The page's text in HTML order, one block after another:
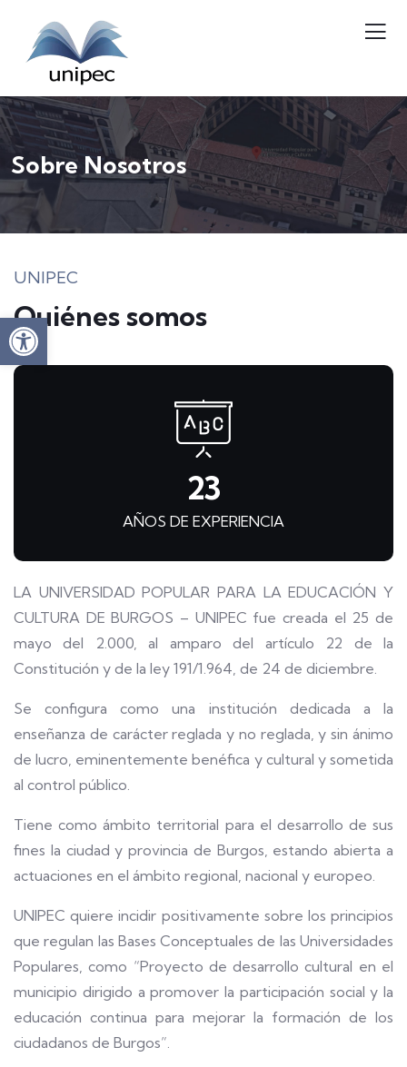
Abrir barra de herramientas
Sobre Nosotros
UNIPEC
Quiénes somos
23
AÑOS DE EXPERIENCIA
LA UNIVERSIDAD POPULAR PARA LA EDUCACIÓN Y
CULTURA DE BURGOS – UNIPEC fue creada el 25 de
mayo del 2.000, al amparo del artículo 22 de la
Constitución y de la ley 191/1.964, de 24 de diciembre.
Se configura como una institución dedicada a la
enseñanza de carácter reglada y no reglada, y sin ánimo
de lucro, eminentemente benéfica y cultural y sometida
al control público.
Tiene como ámbito territorial para el desarrollo de sus
fines la ciudad y provincia de Burgos, estando abierta a
actuaciones en el ámbito regional, nacional y europeo.
UNIPEC quiere incidir positivamente sobre los principios
que regulan las Bases Conceptuales de las Universidades
Populares, como “Proyecto de desarrollo cultural en el
municipio dirigido a promover la participación social y la
educación continua para mejorar la formación de los
ciudadanos de Burgos”.